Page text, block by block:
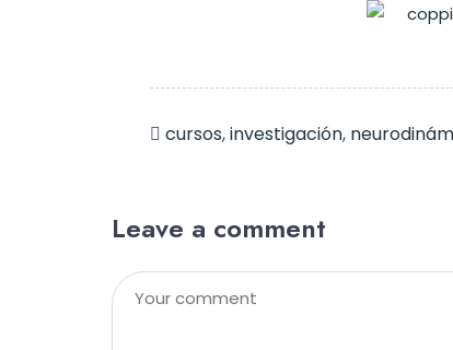
cursos,investigación,
Leave a comment